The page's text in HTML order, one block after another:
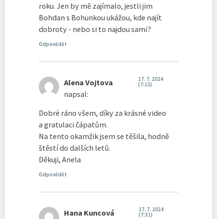
roku. Jen by mě zajímalo, jestli jim
Bohdan s Bohunkou ukážou, kde najít
dobroty - nebo si to najdou sami?
Odpovědět
Alena Vojtova
napsal:
17. 7. 2024
(7:22)
Dobré ráno všem, díky za krásné video
a gratulaci čápatům.
Na tento okamžik jsem se těšila, hodně
štěstí do dalších letů.
Děkuji, Anela
Odpovědět
Hana Kuncová 17. 7. 2024
(7:31)